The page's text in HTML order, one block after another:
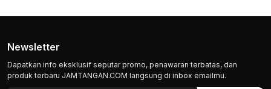
Newsletter
Dapatkan info eksklusif seputar promo, penawaran terbatas, dan
produk terbaru JAMTANGAN.COM langsung di inbox emailmu.